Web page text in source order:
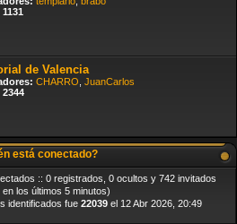
1131
de Valencia
CHARRO JuanCarlos
2344
está conectado?
:: 0 registrados, 0 ocultos y 742 invitados
los últimos 5 minutos)
identificados fue 22039 el 12 Abr 2026, 20:49